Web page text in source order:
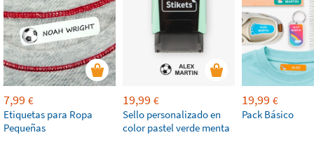
7,99 €
Etiquetas para Ropa
Pequeñas
19,99 €
Sello personalizado en
color pastel verde menta
19,99 €
Pack Básico